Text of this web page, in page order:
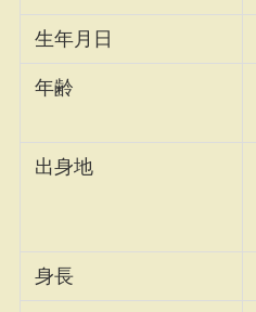
生年月日
年齢
出身地
身長